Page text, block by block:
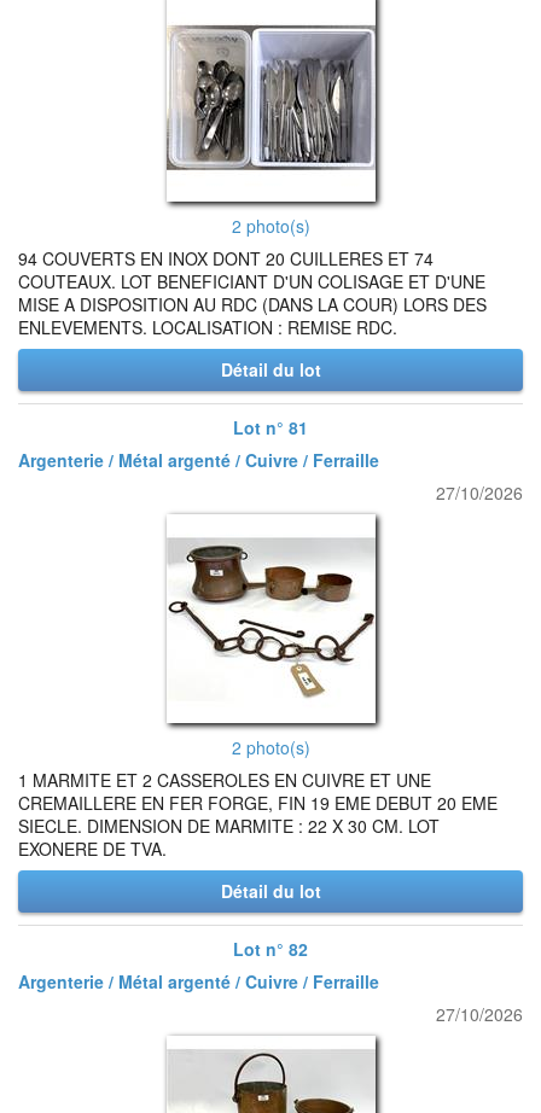
2 photo(s)
94 COUVERTS EN INOX DONT 20 CUILLERES ET 74
COUTEAUX. LOT BENEFICIANT D'UN COLISAGE ET D'UNE
MISE A DISPOSITION AU RDC (DANS LA COUR) LORS DES
ENLEVEMENTS. LOCALISATION : REMISE RDC.
Détail du lot
Lot n° 81
Argenterie / Métal argenté / Cuivre / Ferraille
27/10/2026
2 photo(s)
1 MARMITE ET 2 CASSEROLES EN CUIVRE ET UNE
CREMAILLERE EN FER FORGE, FIN 19 EME DEBUT 20 EME
SIECLE. DIMENSION DE MARMITE : 22 X 30 CM. LOT
EXONERE DE TVA.
Détail du lot
Lot n° 82
Argenterie / Métal argenté / Cuivre / Ferraille
27/10/2026